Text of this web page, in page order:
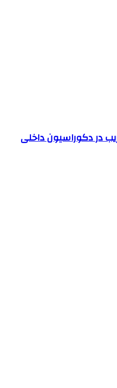
در دکوراسیون داخلی